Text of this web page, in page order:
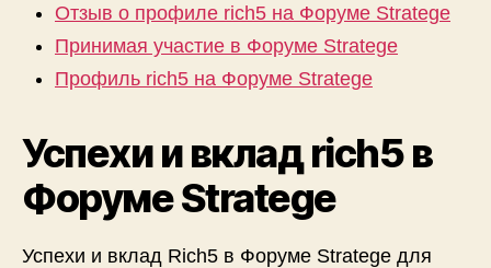
Отзыв о профиле rich5 на Форуме Stratege
Принимая участие в Форуме Stratege
Профиль rich5 на Форуме Stratege
Успехи и вклад rich5 в
Форуме Stratege
Успехи и вклад Rich5 в Форуме Stratege для